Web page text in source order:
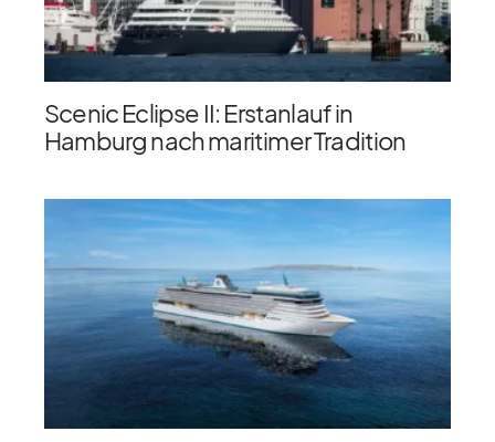
Scenic Eclipse II: Erstanlauf in
Hamburg nach maritimer Tradition